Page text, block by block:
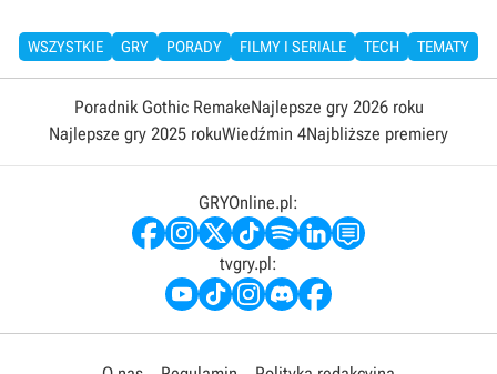
WSZYSTKIE GRY PORADY FILMY I SERIALE TECH TEMATY
Poradnik Gothic RemakeNajlepsze gry 2026 roku
Najlepsze gry 2025 rokuWiedźmin 4Najbliższe premiery
GRYOnline.pl:
tvgry.pl: